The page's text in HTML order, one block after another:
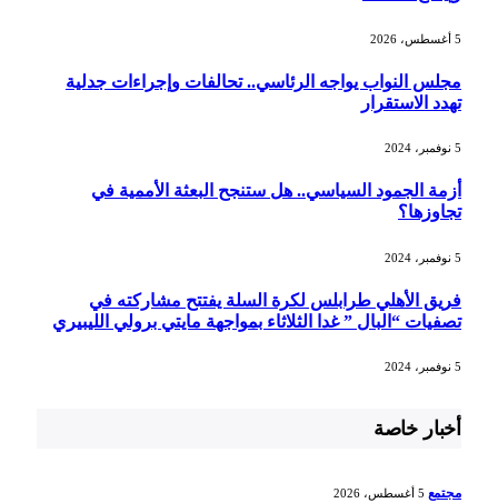
مجلس النواب يواجه الرئاسي.. تحالفات وإجراءات جدلية
تهدد الاستقرار
أزمة الجمود السياسي.. هل ستنجح البعثة الأممية في
تجاوزها؟
فريق الأهلي طرابلس لكرة السلة يفتتح مشاركته في
تصفيات “البال ” غدا الثلاثاء بمواجهة مايتي برولي الليبيري
أخبار خاصة
مجتمع 5 أغسطس، 2026